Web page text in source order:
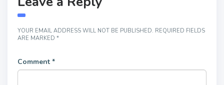
YOUR EMAIL ADDRESS WILL NOT BE PUBLISHED. REQUIRED FIELDS
ARE MARKED *
Comment *